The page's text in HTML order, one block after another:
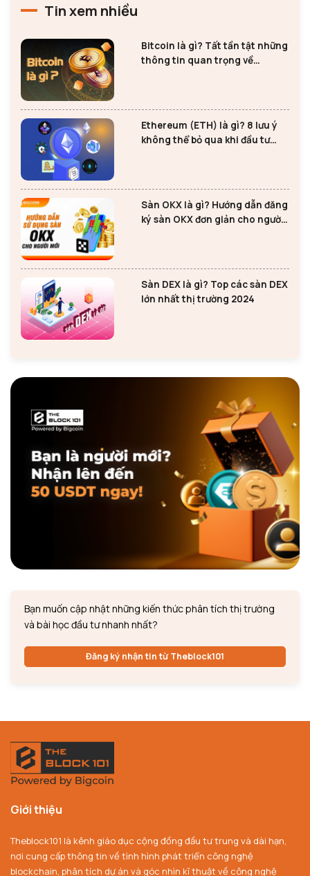
Tin xem nhiều
Bitcoin là gì? Tất tần tật những
thông tin quan trọng về
Ethereum (ETH) là gì? 8 lưu ý
không thể bỏ qua khi đầu tư
Sàn OKX là gì? Hướng dẫn đăng
ký sàn OKX đơn giản cho người
Sàn DEX là gì? Top các sàn DEX
lớn nhất thị trường 2024
Bạn muốn cập nhật những kiến thức phân tích thị trường
và bài học đầu tư nhanh nhất?
Đăng ký nhận tin từ Theblock101
Giới thiệu
Theblock101 là kênh giáo dục cộng đồng đầu tư trung và dài hạn,
nơi cung cấp thông tin về tình hình phát triển công nghệ
blockchain, phân tích dự án và góc nhìn kĩ thuật về công nghệ